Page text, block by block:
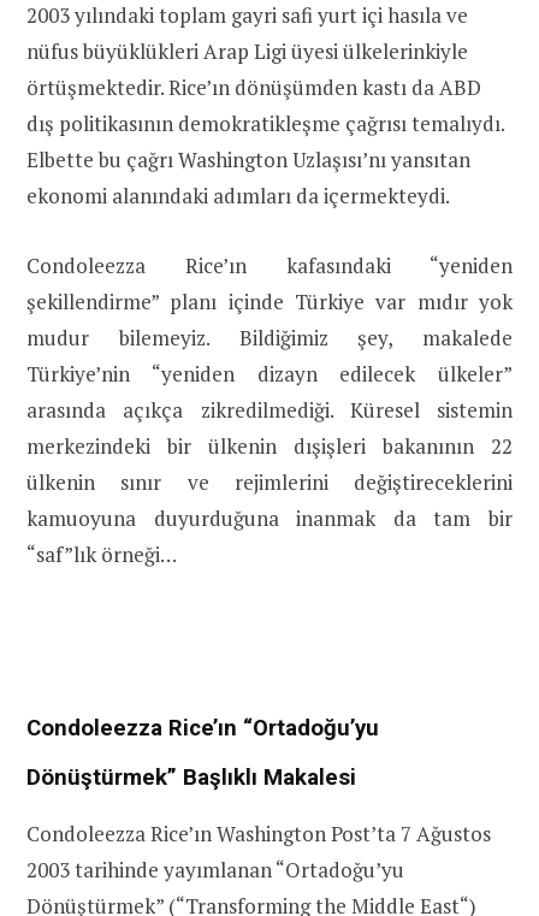
2003 yılındaki toplam gayri safi yurt içi hasıla ve
nüfus büyüklükleri Arap Ligi üyesi ülkelerinkiyle
örtüşmektedir. Rice’ın dönüşümden kastı da ABD
dış politikasının demokratikleşme çağrısı temalıydı.
Elbette bu çağrı Washington Uzlaşısı’nı yansıtan
ekonomi alanındaki adımları da içermekteydi.
Condoleezza Rice’ın kafasındaki “yeniden
şekillendirme” planı içinde Türkiye var mıdır yok
mudur bilemeyiz. Bildiğimiz şey, makalede
Türkiye’nin “yeniden dizayn edilecek ülkeler”
arasında açıkça zikredilmediği. Küresel sistemin
merkezindeki bir ülkenin dışişleri bakanının 22
ülkenin sınır ve rejimlerini değiştireceklerini
kamuoyuna duyurduğuna inanmak da tam bir
“saf”lık örneği…
Condoleezza Rice’ın “Ortadoğu’yu
Dönüştürmek” Başlıklı Makalesi
Condoleezza Rice’ın Washington Post’ta 7 Ağustos
2003 tarihinde yayımlanan “Ortadoğu’yu
Dönüştürmek” (“Transforming the Middle East“)